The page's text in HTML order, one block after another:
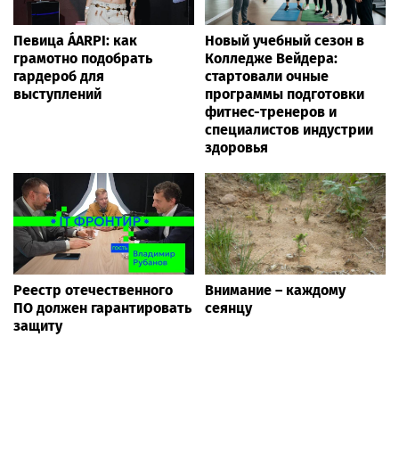
Певица ÁARPI: как
грамотно подобрать
гардероб для
выступлений
Новый учебный сезон в
Колледже Вейдера:
стартовали очные
программы подготовки
фитнес-тренеров и
специалистов индустрии
здоровья
Реестр отечественного
ПО должен гарантировать
защиту
Внимание – каждому
сеянцу